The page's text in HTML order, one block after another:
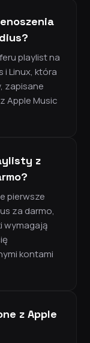
playlist na
i Linux, która
zapisane
Apple Music
z
pierwsze
za darmo,
wymagają
kontami
z Apple